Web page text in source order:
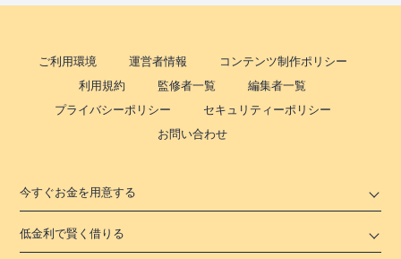
ご利用環境 運営者情報
コンテンツ制作ポリシー
利用規約
監修者一覧
編集者一覧
プライバシーポリシー
セキュリティーポリシー
お問い合わせ
今すぐお金を用意する
低金利で賢く借りる